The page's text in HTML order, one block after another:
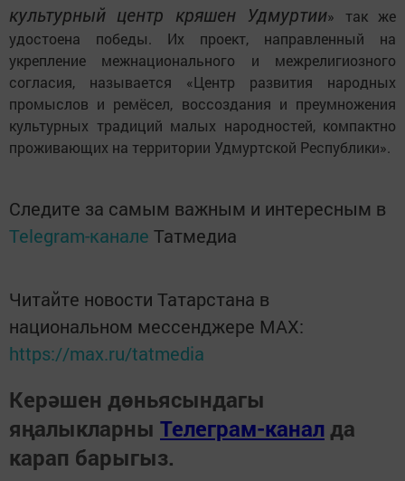
культурный центр кряшен Удмуртии» так же
удостоена победы. Их проект, направленный на
укрепление межнационального и межрелигиозного
согласия, называется «Центр развития народных
промыслов и ремёсел, воссоздания и преумножения
культурных традиций малых народностей, компактно
проживающих на территории Удмуртской Республики».
Следите за самым важным и интересным в
Telegram-канале Татмедиа
Читайте новости Татарстана в
национальном мессенджере MАХ:
https://max.ru/tatmedia
Керәшен дөньясындагы
яңалыкларны Телеграм-канал да
карап барыгыз.